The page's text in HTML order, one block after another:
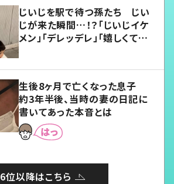
じいじを駅で待つ孫たち じい
じが来た瞬間…！？「じいじイケ
メン」「デレッデレ」「嬉しくて可
生後8ヶ月で亡くなった息子
約3年半後、当時の妻の日記に
書いてあった本音とは
6位以降はこちら